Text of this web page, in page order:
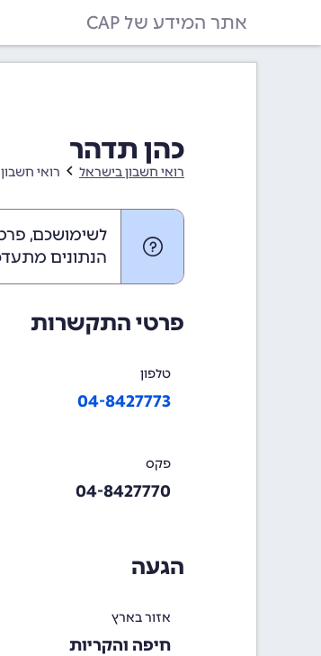
אתר המידע של CAP
כהן תדהר
רואי חשבון בישראל רואי
לשימושכם,
הנתונים
פרטי התקשרות
טלפון
04-8427773
פקס
04-8427770
הגעה
אזור בארץ
חיפה והקריות